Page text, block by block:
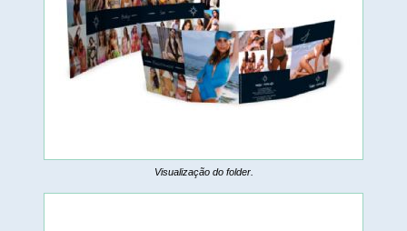
Visualização do folder.